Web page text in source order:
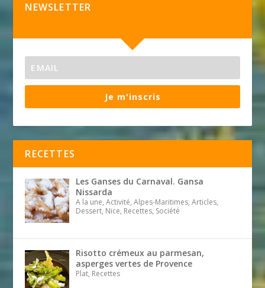
NEWSLETTER
Je m'inscris
RECETTES
Les Ganses du Carnaval. Gansa
Nissarda
A la une, Activité, Alpes-Maritimes, Articles,
Dessert, Nice, Recettes, Société
Risotto crémeux au parmesan,
asperges vertes de Provence
Plat, Recettes